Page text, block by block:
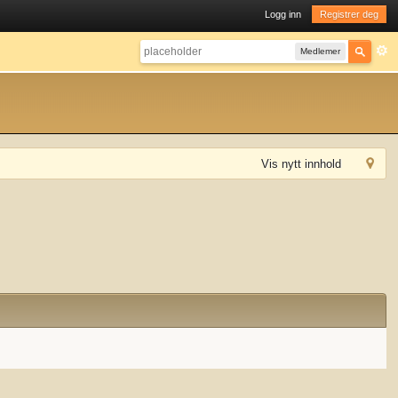
Logg inn Registrer deg
Medlemer
Vis nytt innhold